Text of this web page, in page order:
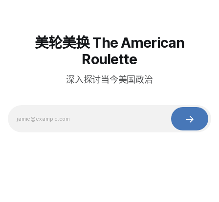
美轮美换 The American
Roulette
深入探讨当今美国政治